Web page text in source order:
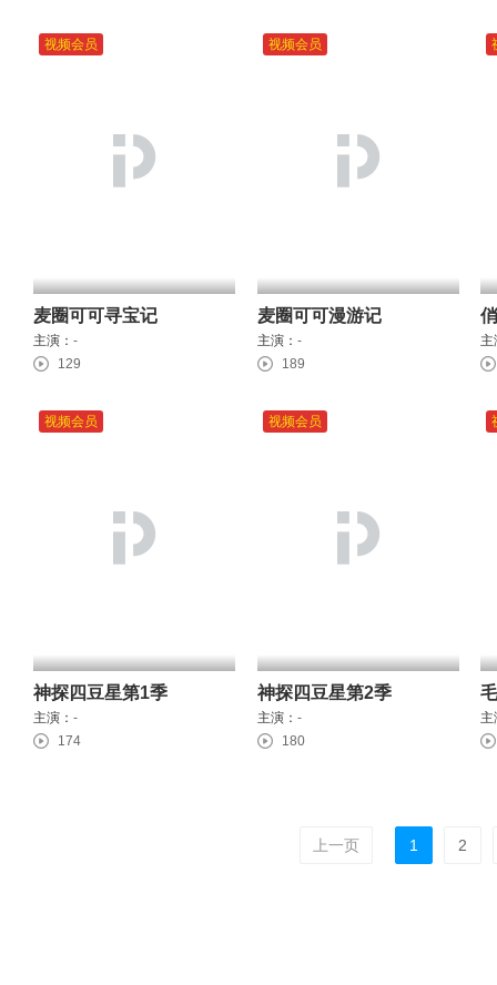
视频会员
麦圈可可寻宝记
主演： -
129
视频会员
麦圈可可漫游记
主演： -
189
主
视频会员
神探四豆星第1季
主演： -
174
视频会员
神探四豆星第2季
主演： -
180
主
上一页 1 2